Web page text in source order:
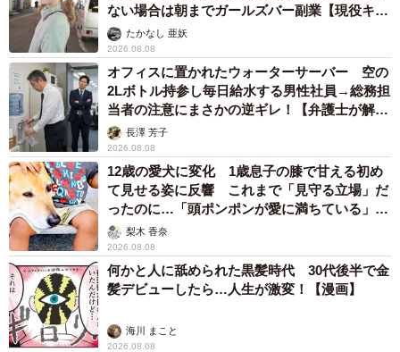
5/5
『WOWOWオリジナルドラマ 今どきの若いモンは』
原作漫画はもちろんのこと、プロットや脚本を熟読して撮
影に臨み、作り上げた自信作。「ネットやSNSでは交わる
ことのない世代が面と向かって交わっていくアナログな物
語で、原作に対しても忠実です。短いエピソードを繋ぐ形
の作り方なので間延びするところもないし、内容も凝縮。
素晴らしいセリフも沢山出てきます。視聴者の皆さんがふ
とドラマを見た時に“課長、いいなあ…”と癒される瞬間があ
ったら嬉しい」と放送後の反響に期待している。
ない場合は朝までガールズバー副業【現役キャ
ストに取材】
たかなし 亜妖
2026.08.08
オフィスに置かれたウォーターサーバー 空の
2Lボトル持参し毎日給水する男性社員→総務担
当者の注意にまさかの逆ギレ！【弁護士が解
説】長澤 芳子
2026.08.08
12歳の愛犬に変化 1歳息子の膝で甘える初め
て見せる姿に反響 これまで「見守る立場」だ
ったのに…「頭ポンポンが愛に満ちている」
「尊…」
梨木 香奈
2026.08.08
何かと人に舐められた黒髪時代 30代後半で金
髪デビューしたら…人生が激変！【漫画】
海川 まこと
2026.08.08